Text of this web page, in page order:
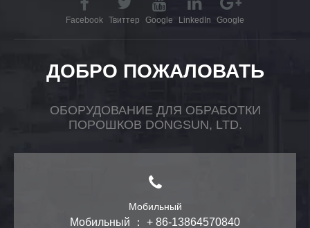
Facebook Твиттер Google LinkedIn Google
ДОБРО ПОЖАЛОВАТЬ
ОБОРУДОВАНИЕ ДЛЯ ОБРАБОТКИ
ПОРОШКОВ DONGSUN, LTD.
Мобильный
Мобильный ： + 86-13864570840